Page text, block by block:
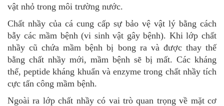
vật nhỏ trong môi trường nước.
Chất nhầy của cá cung cấp sự bảo vệ vật lý bằng cách
bẫy các mầm bệnh (vi sinh vật gây bệnh). Khi lớp chất
nhầy cũ chứa mầm bệnh bị bong ra và được thay thế
bằng chất nhầy mới, mầm bệnh sẽ bị mất. Các kháng
thể, peptide kháng khuẩn và enzyme trong chất nhầy tích
cực tấn công mầm bệnh.
Ngoài ra lớp chất nhầy có vai trò quan trọng về mặt cơ